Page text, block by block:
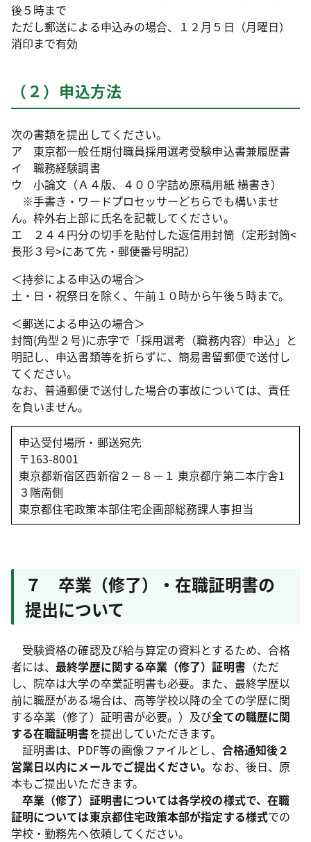
後５時まで
ただし郵送による申込みの場合、１２月５日（月曜日）
消印まで有効
（２）申込方法
次の書類を提出してください。
ア 東京都一般任期付職員採用選考受験申込書兼履歴書
イ 職務経験調書
ウ 小論文（Ａ４版、４００字詰め原稿用紙 横書き）
※手書き・ワードプロセッサーどちらでも構いませ
ん。枠外右上部に氏名を記載してください。
エ ２４４円分の切手を貼付した返信用封筒（定形封筒<
長形３号>にあて先・郵便番号明記）
＜持参による申込の場合＞
土・日・祝祭日を除く、午前１０時から午後５時まで。
＜郵送による申込の場合＞
封筒(角型２号)に赤字で「採用選考（職務内容）申込」と
明記し、申込書類等を折らずに、簡易書留郵便で送付し
てください。
なお、普通郵便で送付した場合の事故については、責任
を負いません。
申込受付場所・郵送宛先
〒163-8001
東京都新宿区西新宿２－８－１ 東京都庁第二本庁舎1
３階南側
東京都住宅政策本部住宅企画部総務課人事担当
７ 卒業（修了）・在職証明書の
提出について
受験資格の確認及び給与算定の資料とするため、合格
者には、最終学歴に関する卒業（修了）証明書（ただ
し、院卒は大学の卒業証明書も必要。また、最終学歴以
前に職歴がある場合は、高等学校以降の全ての学歴に関
する卒業（修了）証明書が必要。）及び全ての職歴に関
する在職証明書を提出していただきます。
証明書は、PDF等の画像ファイルとし、 合格通知後２
営業日以内にメールでご提出ください。 なお、後日、原
本もご提出いただきます。
卒業（修了）証明書については各学校の様式で、在職
証明については東京都住宅政策本部が指定する様式での
学校・勤務先へ依頼してください。